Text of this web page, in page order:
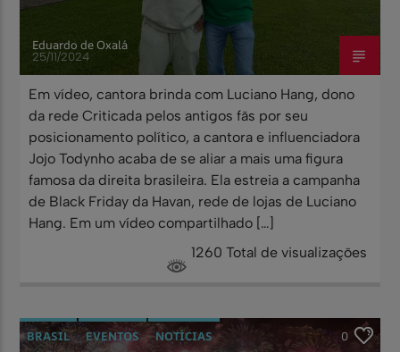
Eduardo de Oxalá
25/11/2024
Em vídeo, cantora brinda com Luciano Hang, dono
da rede Criticada pelos antigos fãs por seu
posicionamento político, a cantora e influenciadora
Jojo Todynho acaba de se aliar a mais uma figura
famosa da direita brasileira. Ela estreia a campanha
de Black Friday da Havan, rede de lojas de Luciano
Hang. Em um vídeo compartilhado […]
1260 Total de visualizações
BRASIL EVENTOS NOTÍCIAS 0